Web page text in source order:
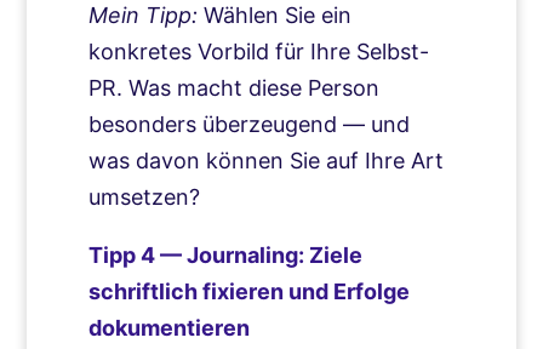
Mein Tipp: Wählen Sie ein
konkretes Vorbild für Ihre Selbst-
PR. Was macht diese Person
besonders überzeugend — und
was davon können Sie auf Ihre Art
umsetzen?
Tipp 4 — Journaling: Ziele
schriftlich fixieren und Erfolge
dokumentieren